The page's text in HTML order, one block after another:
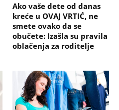
Ako vaše dete od danas
kreće u OVAJ VRTIĆ, ne
smete ovako da se
obučete: Izašla su pravila
oblačenja za roditelje